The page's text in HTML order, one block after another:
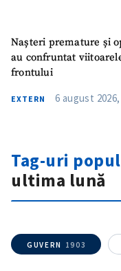
in English
Nașteri premature și
au confruntat
frontului
EXTERN 6 august
Tag-uri
ultima lună
GUVERN 1903